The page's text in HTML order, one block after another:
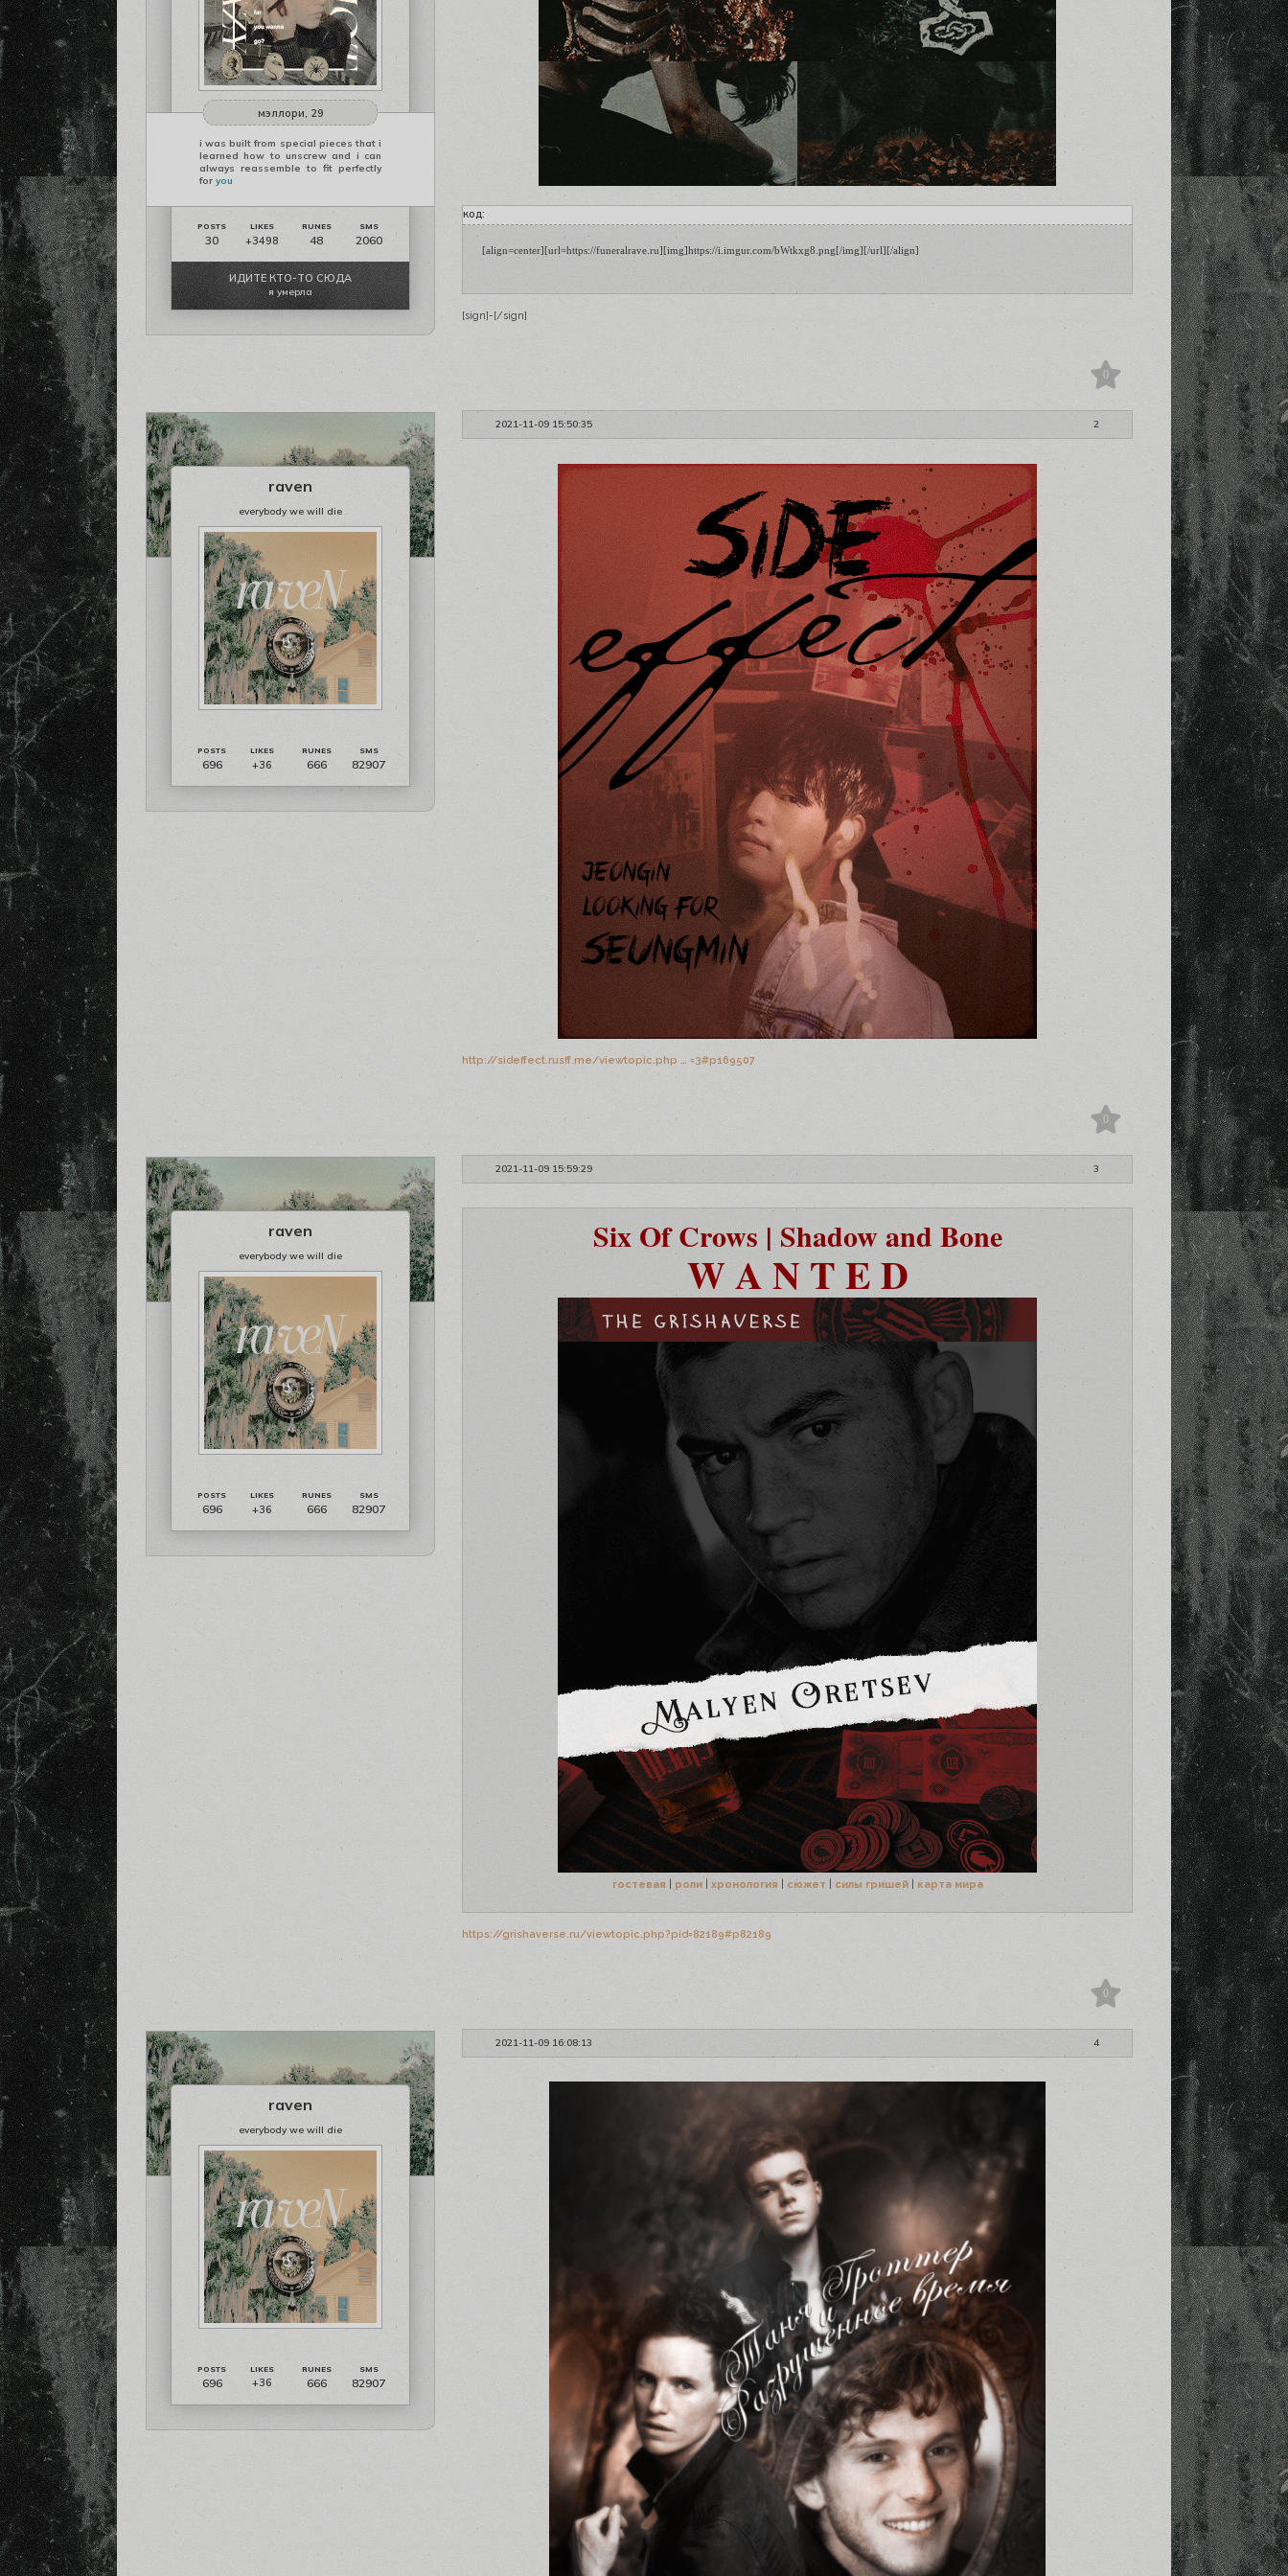
мэллори, 29
i was built from special pieces that i
learned how to unscrew and i can
always reassemble to fit perfectly
for you
30 +3498 48 2060
ИДИТЕ КТО-ТО СЮДА
я умерла
код:
[align=center][url=https://funeralrave.ru][img]https://i.imgur.com/bWtkxg8.png[/img][/url][/align]
[sign]-[/sign]
0
2
2021-11-09 15:50:35
raven
everybody we will die
696 +36 666 82907
http://sideffect.rusff.me/viewtopic.php … =3#p169507
0
3
2021-11-09 15:59:29
raven
everybody we will die
696 +36 666 82907
Six Of Crows | Shadow and Bone
W A N T E D
гостевая роли| хронология сюжет силы гришей| карта мира
https://grishaverse.ru/viewtopic.php?pid=82189#p82189
0
4
2021-11-09 16:08:13
raven
everybody we will die
696 +36 666 82907